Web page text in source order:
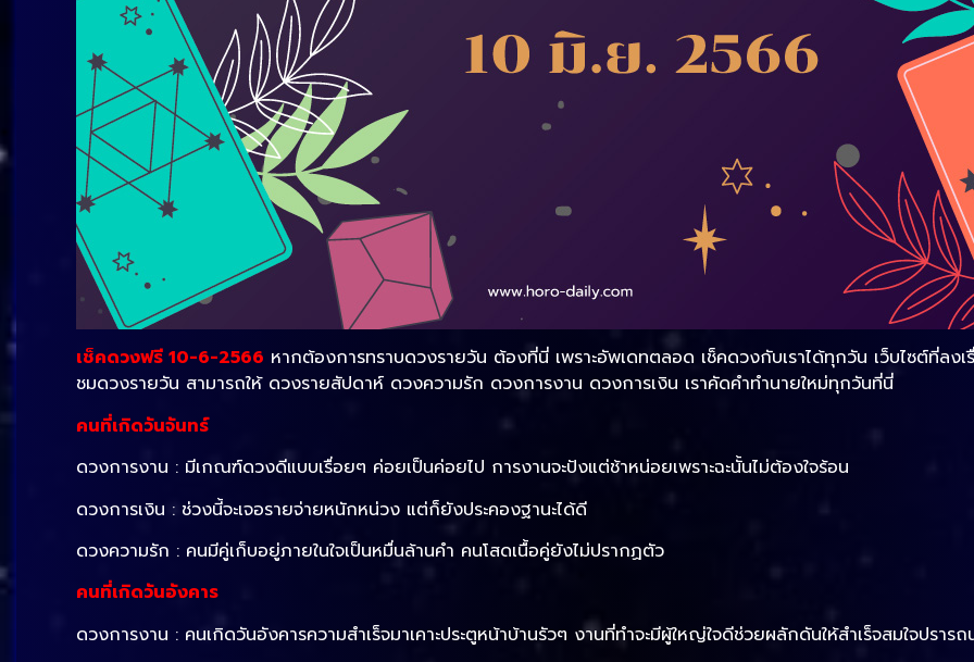
เช็คดวงฟรี 10-6-2566 หากต้องการทราบดวงรายวัน ต้องที่นี่ เพราะอัพเดทตลอด เช็คดวงกับเราได้ทุกวัน เว็บไซต์ที่ลง
ชมดวงรายวัน สามารถให้ ดวงรายสัปดาห์ ดวงความรัก ดวงการงาน ดวงการเงิน เราคัดคำทำนายใหม่ทุกวันที่นี่
คนที่เกิดวันจันทร์
ดวงการงาน : มีเกณฑ์ดวงดีแบบเรื่อยๆ ค่อยเป็นค่อยไป การงานจะปังแต่ช้าหน่อยเพราะฉะนั้นไม่ต้องใจร้อน
ดวงการเงิน : ช่วงนี้จะเจอรายจ่ายหนักหน่วง แต่ก็ยังประคองฐานะได้ดี
ดวงความรัก : คนมีคู่เก็บอยู่ภายในใจเป็นหมื่นล้านคำ คนโสดเนื้อคู่ยังไม่ปรากฏตัว
คนที่เกิดวันอังคาร
ดวงการงาน : คนเกิดวันอังคารความสำเร็จมาเคาะประตูหน้าบ้านรัวๆ งานที่ทำจะมีผู้ใหญ่ใจดีช่วยผลักดันให้สำเร็จสมใจปรารถ